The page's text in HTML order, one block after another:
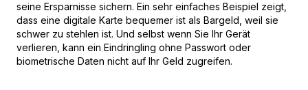
seine Ersparnisse sichern. Ein sehr einfaches Beispiel zeigt,
dass eine digitale Karte bequemer ist als Bargeld, weil sie
schwer zu stehlen ist. Und selbst wenn Sie Ihr Gerät
verlieren, kann ein Eindringling ohne Passwort oder
biometrische Daten nicht auf Ihr Geld zugreifen.